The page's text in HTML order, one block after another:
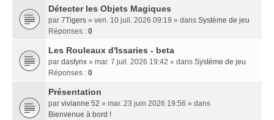
Détecter les Objets Magiques
par 7Tigers » ven. 10 juil. 2026 09:19 » dans Système de jeu
Réponses : 0
Les Rouleaux d'Issaries - beta
par dasfynx » mar. 7 juil. 2026 19:42 » dans Système de jeu
Réponses : 0
Présentation
par vivianne 52 » mar. 23 juin 2026 19:56 » dans
Bienvenue à bord !